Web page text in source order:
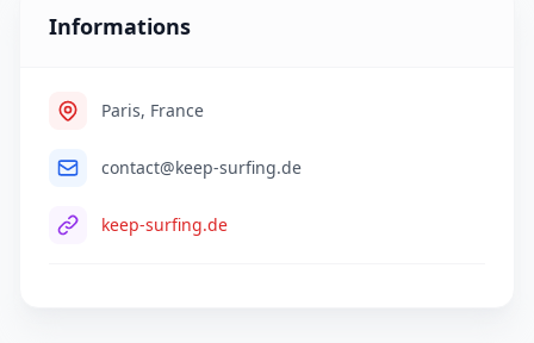
Informations
Paris, France
contact@keep-surfing.de
keep-surfing.de